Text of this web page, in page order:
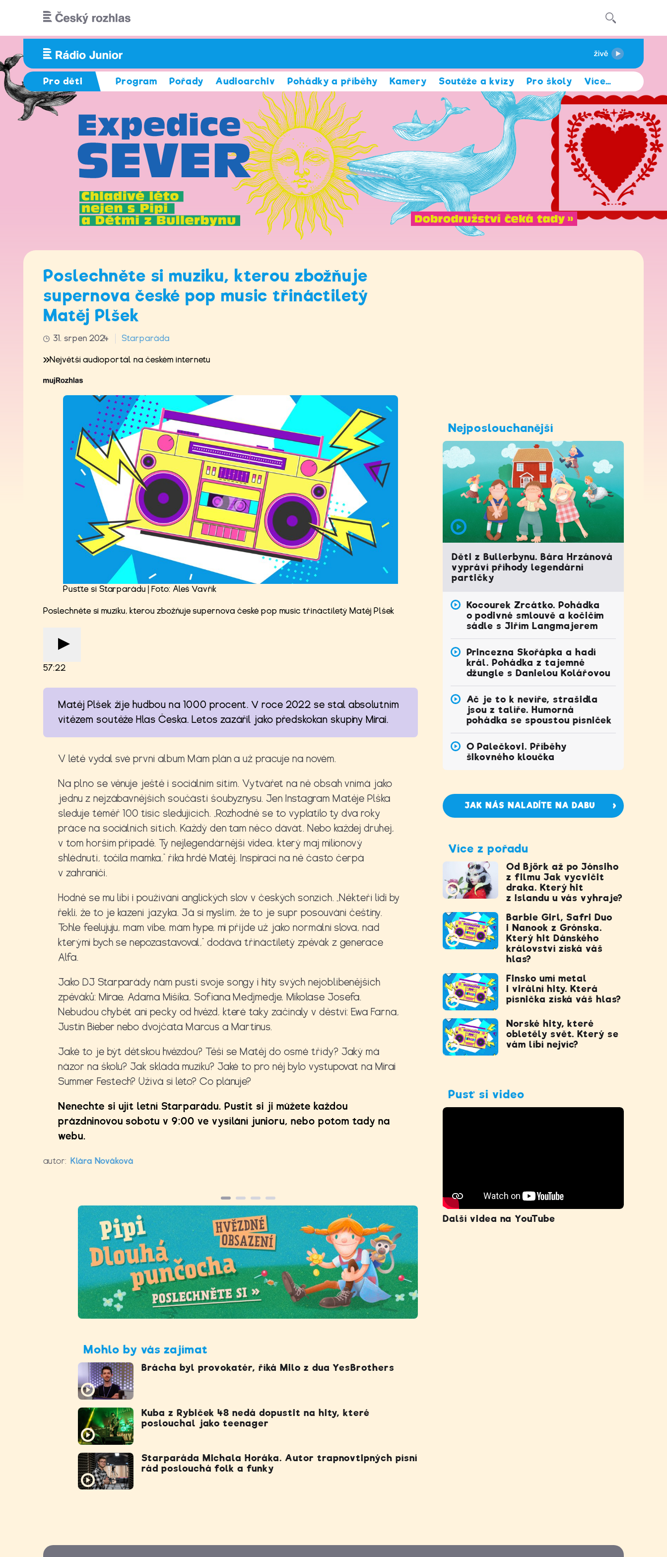
Pro děti Program Pořady Audioarchiv Pohádky a příběhy Kamery Soutěže a kvízy Pro školy Více…
Poslechněte si muziku, kterou zbožňuje
supernova české pop music třináctiletý
Matěj Plšek
31. srpen 2024 Starparáda
Největší audioportál na českém internetu
Pusťte si Starparádu | Foto: Aleš Vavřík
Poslechněte si muziku, kterou zbožňuje supernova české pop music třináctiletý Matěj Plšek
57:22
Matěj Plšek žije hudbou na 1000 procent. V roce 2022 se stal absolutním
vítězem soutěže Hlas Česka. Letos zazářil jako předskokan skupiny Mirai.
V létě vydal své první album Mám plán a už pracuje na novém.
Na plno se věnuje ještě i sociálním sítím. Vytvářet na ně obsah vnímá jako
jednu z nejzábavnějších součástí šoubyznysu. Jen Instagram Matěje Plška
sleduje téměř 100 tisíc sledujících. „Rozhodně se to vyplatilo ty dva roky
práce na sociálních sítích. Každý den tam něco dávát. Nebo každej druhej,
v tom horším případě. Ty nejlegendárnější videa, který maj milionový
shlédnutí, točila mamka,“ říká hrdě Matěj. Inspiraci na ně často čerpá
v zahraničí.
Hodně se mu líbí i používání anglických slov v českých sonzích. „Někteří lidi by
řekli, že to je kazení jazyka. Já si myslím, že to je supr posouvání češtiny.
Tohle feelujuju, mam vibe, mám hype, mi přijde už jako normální slova, nad
kterými bych se nepozastavoval,“ dodává třináctiletý zpěvák z generace
Alfa.
Jako DJ Starparády nám pustí svoje songy i hity svých nejoblíbenějších
zpěváků: Mirae, Adama Mišíka, Sofiana Medjmedje, Mikolase Josefa.
Nebudou chybět ani pecky od hvězd, které taky začínaly v děství: Ewa Farna,
Justin Bieber nebo dvojčata Marcus a Martinus.
Jaké to je být dětskou hvězdou? Těší se Matěj do osmé třídy? Jaký má
názor na školu? Jak skládá muziku? Jaké to pro něj bylo vystupovat na Mirai
Summer Festech? Užívá si léto? Co plánuje?
Nenechte si ujít letní Starparádu. Pustit si ji můžete každou
prázdninovou sobotu v 9:00 ve vysílání junioru, nebo potom tady na
webu.
autor: Klára Nováková
Mohlo by vás zajímat
Brácha byl provokatér, říká Milo z dua YesBrothers
Kuba z Rybiček 48 nedá dopustit na hity, které
poslouchal jako teenager
Starparáda Michala Horáka. Autor trapnovtipných písní
rád poslouchá folk a funky
Nejposlouchanější
Děti z Bullerbynu. Bára Hrzánová
vypráví příhody legendární
partičky
Kocourek Zrcátko. Pohádka
o podivné smlouvě a kočičím
sádle s Jiřím Langmajerem
Princezna Skořápka a hadí
král. Pohádka z tajemné
džungle s Danielou Kolářovou
Ač je to k nevíře, strašidla
jsou z talíře. Humorná
pohádka se spoustou písniček
O Palečkovi. Příběhy
šikovného kloučka
JAK NÁS NALADÍTE NA DABU
Více z pořadu
Od Björk až po Jónsiho
z filmu Jak vycvičit
draka. Který hit
z Islandu u vás vyhraje?
Barbie Girl, Safri Duo
i Nanook z Grónska.
Který hit Dánského
království získá váš
hlas?
Finsko umí metal
i virální hity. Která
písnička získá váš hlas?
Norské hity, které
obletěly svět. Který se
vám líbí nejvíc?
Pusť si video
Další videa na YouTube